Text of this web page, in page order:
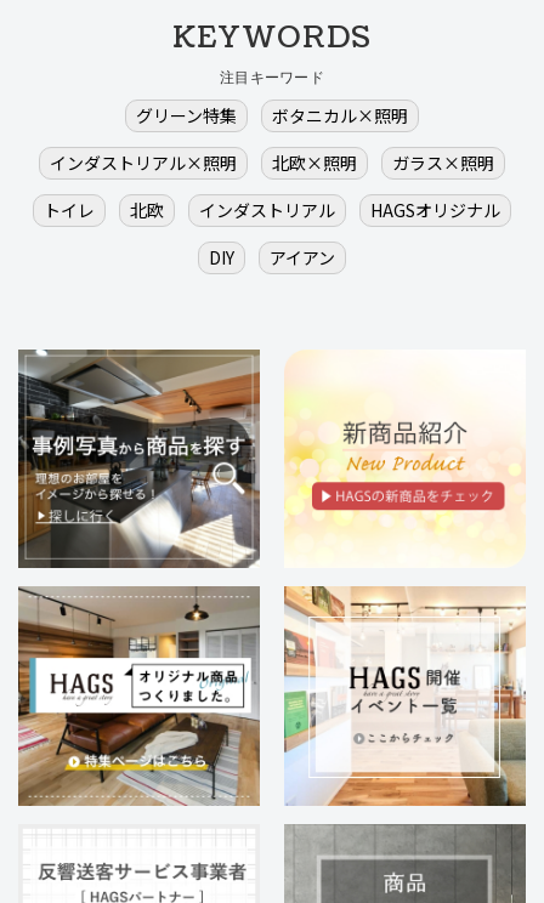
KEYWORDS
注目キーワード
グリーン特集
ボタニカル×照明
インダストリアル×照明
北欧×照明
ガラス×照明
トイレ
北欧 インダストリアル
HAGSオリジナル
DIY
アイアン